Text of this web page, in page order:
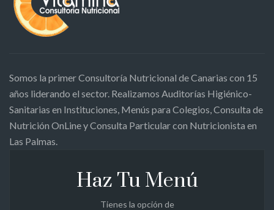
Somos la primer Consultoría Nutricional de Canarias con 15
años liderando el sector. Realizamos Auditorías Higiénico-
Sanitarias en Instituciones, Menús para Colegios, Consulta de
Nutrición OnLine y Consulta Particular con Nutricionista en
Las Palmas.
Haz Tu Menú
Tienes la opción de